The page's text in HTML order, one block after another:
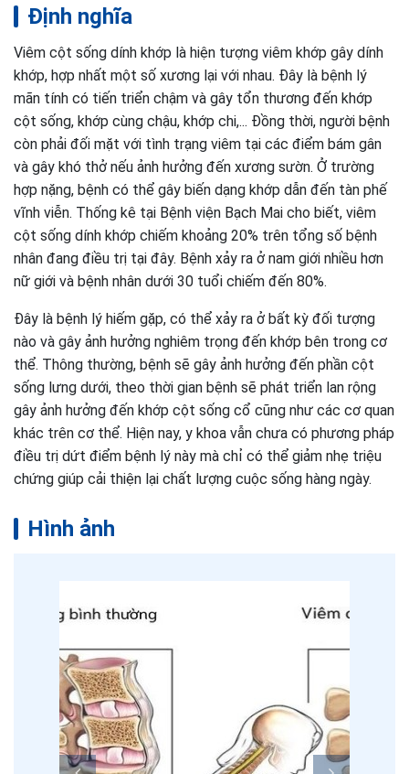
Định nghĩa
Viêm cột sống dính khớp là hiện tượng viêm khớp gây dính
khớp, hợp nhất một số xương lại với nhau. Đây là bệnh lý
mãn tính có tiến triển chậm và gây tổn thương đến khớp
cột sống, khớp cùng chậu, khớp chi,... Đồng thời, người bệnh
còn phải đối mặt với tình trạng viêm tại các điểm bám gân
và gây khó thở nếu ảnh hưởng đến xương sườn. Ở trường
hợp nặng, bệnh có thể gây biến dạng khớp dẫn đến tàn phế
vĩnh viễn. Thống kê tại Bệnh viện Bạch Mai cho biết, viêm
cột sống dính khớp chiếm khoảng 20% trên tổng số bệnh
nhân đang điều trị tại đây. Bệnh xảy ra ở nam giới nhiều hơn
nữ giới và bệnh nhân dưới 30 tuổi chiếm đến 80%.
Đây là bệnh lý hiếm gặp, có thể xảy ra ở bất kỳ đối tượng
nào và gây ảnh hưởng nghiêm trọng đến khớp bên trong cơ
thể. Thông thường, bệnh sẽ gây ảnh hưởng đến phần cột
sống lưng dưới, theo thời gian bệnh sẽ phát triển lan rộng
gây ảnh hưởng đến khớp cột sống cổ cũng như các cơ quan
khác trên cơ thể. Hiện nay, y khoa vẫn chưa có phương pháp
điều trị dứt điểm bệnh lý này mà chỉ có thể giảm nhẹ triệu
chứng giúp cải thiện lại chất lượng cuộc sống hàng ngày.
Hình ảnh